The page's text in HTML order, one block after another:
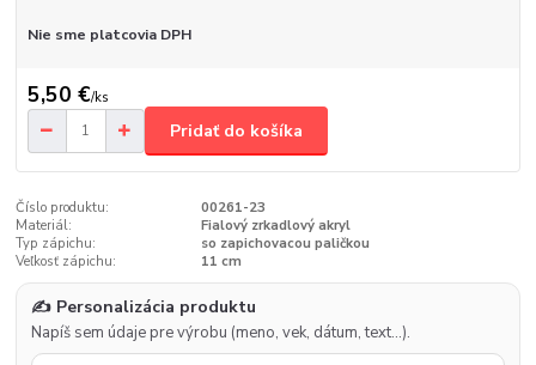
Nie sme platcovia DPH
5,50 €/ks
Pridať do košíka
Číslo produktu:
00261-23
Materiál:
Fialový zrkadlový akryl
Typ zápichu:
so zapichovacou paličkou
Veľkosť zápichu:
11 cm
✍️ Personalizácia produktu
Napíš sem údaje pre výrobu (meno, vek, dátum, text…).